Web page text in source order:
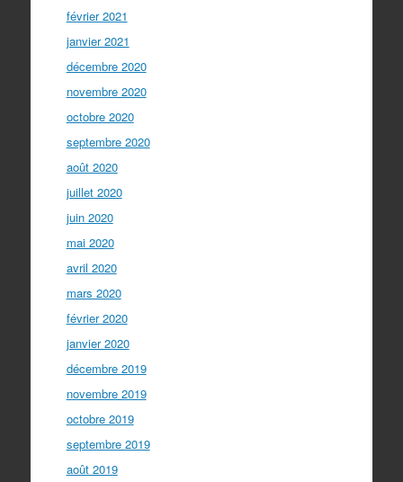
février 2021
janvier 2021
décembre 2020
novembre 2020
octobre 2020
septembre 2020
août 2020
juillet 2020
juin 2020
mai 2020
avril 2020
mars 2020
février 2020
janvier 2020
décembre 2019
novembre 2019
octobre 2019
septembre 2019
août 2019